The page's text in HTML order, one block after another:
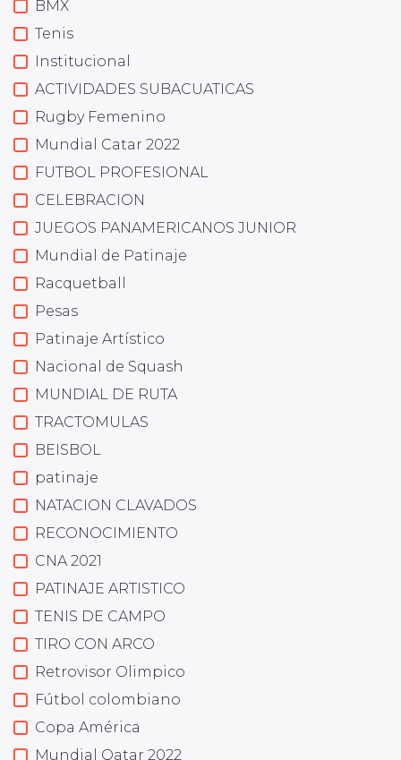
BMX
Tenis
Institucional
ACTIVIDADES SUBACUATICAS
Rugby Femenino
Mundial Catar 2022
FUTBOL PROFESIONAL
CELEBRACION
JUEGOS PANAMERICANOS JUNIOR
Mundial de Patinaje
Racquetball
Pesas
Patinaje Artístico
Nacional de Squash
MUNDIAL DE RUTA
TRACTOMULAS
BEISBOL
patinaje
NATACION CLAVADOS
RECONOCIMIENTO
CNA 2021
PATINAJE ARTISTICO
TENIS DE CAMPO
TIRO CON ARCO
Retrovisor Olimpico
Fútbol colombiano
Copa América
Mundial Qatar 2022